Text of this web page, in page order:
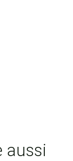
aussi